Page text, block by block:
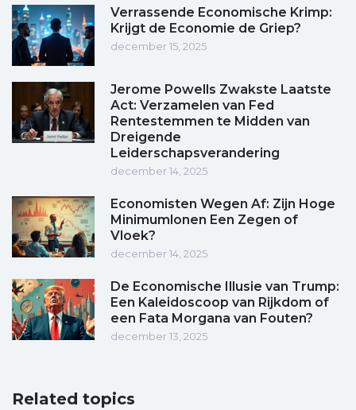
Verrassende Economische Krimp:
Krijgt de Economie de Griep?
december 15, 2025
Jerome Powells Zwakste Laatste
Act: Verzamelen van Fed
Rentestemmen te Midden van
Dreigende
Leiderschapsverandering
december 14, 2025
Economisten Wegen Af: Zijn Hoge
Minimumlonen Een Zegen of
Vloek?
december 14, 2025
De Economische Illusie van Trump:
Een Kaleidoscoop van Rijkdom of
een Fata Morgana van Fouten?
december 13, 2025
Related topics